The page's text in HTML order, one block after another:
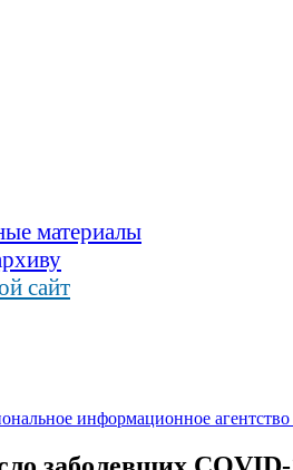
материалы
сайт